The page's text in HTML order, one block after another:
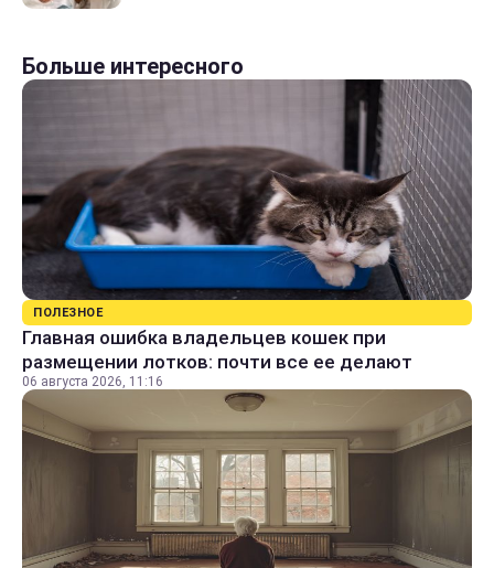
Больше интересного
ПОЛЕЗНОЕ
Главная ошибка владельцев кошек при
размещении лотков: почти все ее делают
06 августа 2026, 11:16